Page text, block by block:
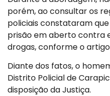
porém, ao consultar os
policiais constataram
prisão em aberto contra
drogas, conforme o artigo
Diante dos fatos, o
Distrito Policial de
disposição da Justiça.